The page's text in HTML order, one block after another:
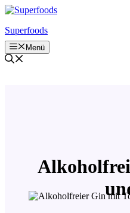
Zum
springen
Superfoods
Menü